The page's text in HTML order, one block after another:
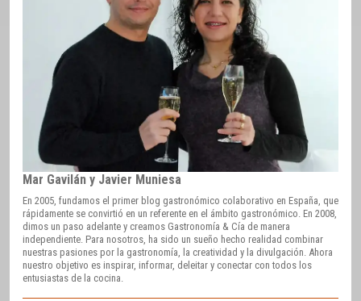
Mar Gavilán y Javier Muniesa
En 2005, fundamos el primer blog gastronómico colaborativo en España, que
rápidamente se convirtió en un referente en el ámbito gastronómico. En 2008,
dimos un paso adelante y creamos Gastronomía & Cía de manera
independiente. Para nosotros, ha sido un sueño hecho realidad combinar
nuestras pasiones por la gastronomía, la creatividad y la divulgación. Ahora
nuestro objetivo es inspirar, informar, deleitar y conectar con todos los
entusiastas de la cocina.